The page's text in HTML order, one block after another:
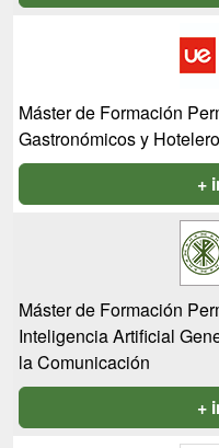
Máster de Formación
Gastronómicos y
+
Máster de Formación
Inteligencia Artificial
la Comunicación
+